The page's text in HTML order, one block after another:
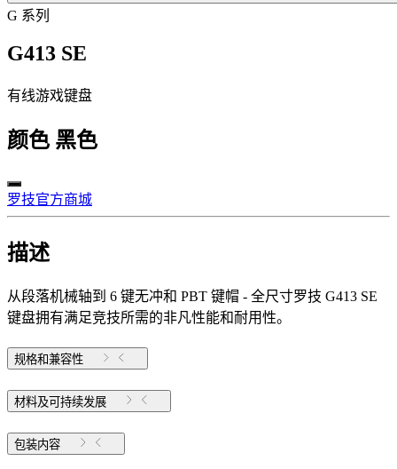
G 系列
G413 SE
有线游戏键盘
颜色 黑色
罗技官方商城
描述
从段落机械轴到 6 键无冲和 PBT 键帽 - 全尺寸罗技 G413 SE
键盘拥有满足竞技所需的非凡性能和耐用性。
规格和兼容性
材料及可持续发展
包装内容